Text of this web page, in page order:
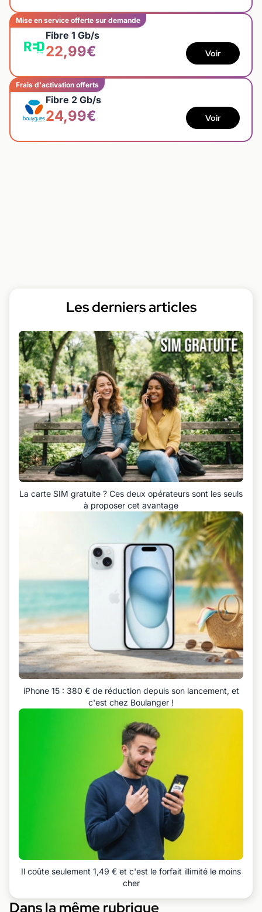
Mise en service offerte sur demande
Fibre 1 Gb/s
22,99€ Voir
Frais d'activation offerts
Fibre 2 Gb/s
24,99€ Voir
Les derniers articles
La carte SIM gratuite ? Ces deux opérateurs sont les seuls
à proposer cet avantage
iPhone 15 : 380 € de réduction depuis son lancement, et
c'est chez Boulanger !
Il coûte seulement 1,49 € et c'est le forfait illimité le moins
cher
Dans la même rubrique